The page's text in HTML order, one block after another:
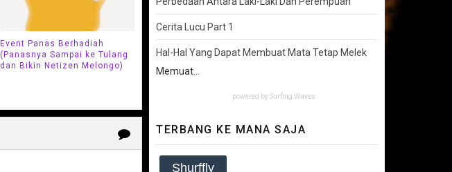
Event Panas Berhadiah
(Panasnya Sampai ke Tulang
dan Bikin Netizen Melongo)
Cerita Lucu Part 1
Hal-Hal Yang Dapat Membuat Mata Tetap Melek
Memuat...
powered by Surfing Waves
TERBANG KE MANA SAJA
Shurffly